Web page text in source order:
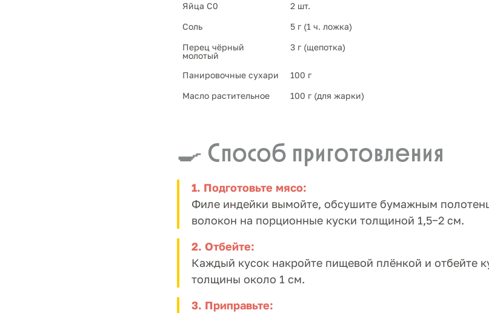
Яйца С0
2 шт.
Соль
5 г (1 ч. ложка)
Перец чёрный
молотый
3 г (щепотка)
Панировочные сухари
100 г
Масло растительное
100 г (для жарки)
🍳 Способ приготовления
1. Подготовьте мясо:
Филе индейки вымойте, обсушите бумажным
волокон на порционные куски толщиной 1,5−2 см.
2. Отбейте:
Каждый кусок накройте пищевой плёнкой и отбейте
толщины около 1 см.
3. Приправьте: